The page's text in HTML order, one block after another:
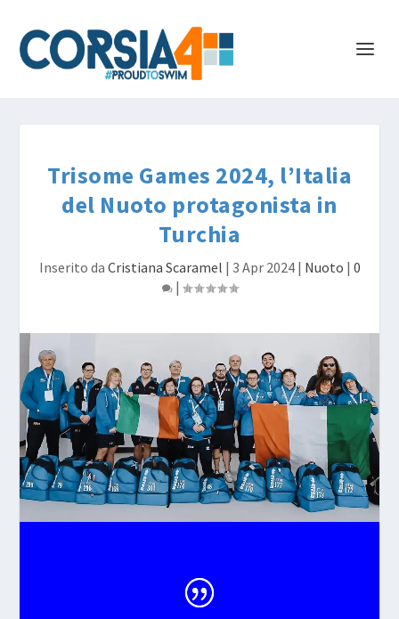
Trisome Games 2024, l’Italia
del Nuoto protagonista in
Turchia
Inserito da Cristiana Scaramel | 3 Apr 2024| Nuoto | 0
|